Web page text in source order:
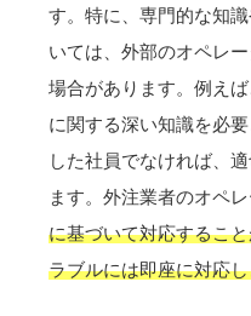
す。特に、専門的な知
いては、外部のオペレ
場合があります。例え
に関する深い知識を必
した社員でなければ、
ます。外注業者のオペレ
に基づいて対応するこ
ラブルには即座に対応